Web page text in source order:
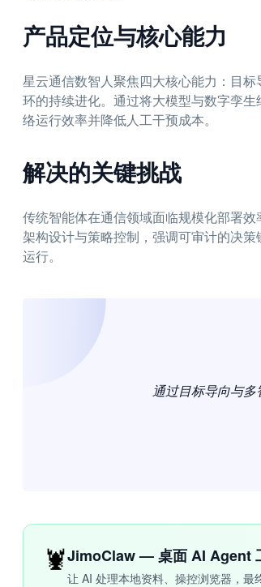
产品定位与核心能力
星云通信数智人聚焦四大核心能力：目
环的持续进化。通过将大模型与数字孪
络运行效率并降低人工干预成本。
解决的关键挑战
传统智能体在通信领域面临规模化部署
架构设计与策略控制，强调可审计的决
运行。
通过目标导向与
🦞JimoClaw — 桌面 AI Agent
让 AI 处理本地资料、操控浏览器，最